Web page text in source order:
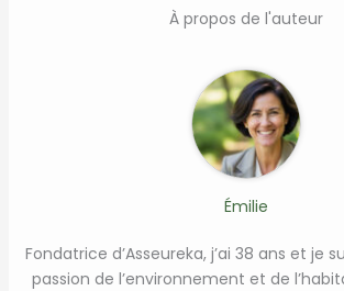
À propos de l'auteur
Émilie
Fondatrice d’Asseureka, j’ai 38 ans et je
passion de l’environnement et de